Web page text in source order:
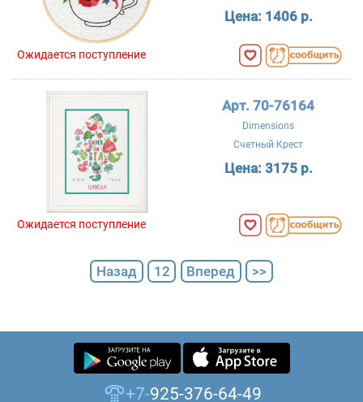
Цена: 1406 р.
Ожидается поступление
Арт. 70-76164
Dimensions
Счетный Крест
Цена: 3175 р.
Ожидается поступление
Назад 12 Вперед >>
+7-925-376-64-49